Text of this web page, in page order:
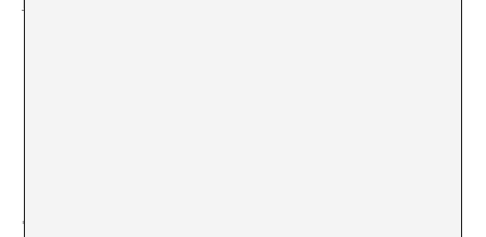
Tema del Mes